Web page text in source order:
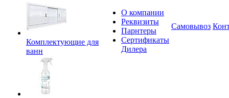
Комплектующие для
ванн
О компании
Реквизиты
Парнтеры
Сертификаты
Дилера
Самовывоз